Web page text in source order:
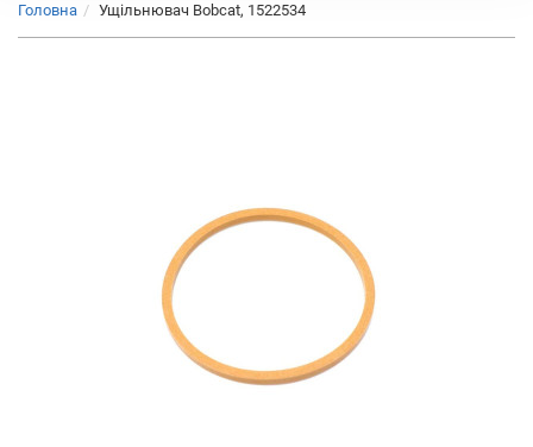
Головна Ущільнювач Bobcat, 1522534